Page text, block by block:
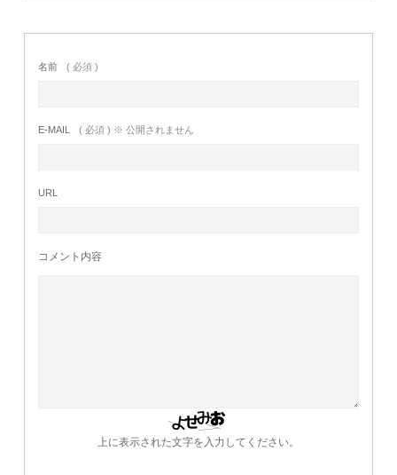
名前 ( 必須 )
E-MAIL ( 必須 ) ※ 公開されません
URL
コメント内容
上に表示された文字を入力してください。